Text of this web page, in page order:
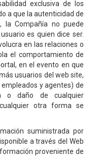
exclusiva de los
a que la autenticidad de
la Compañía no puede
es quien dice ser.
en las relaciones o
el comportamiento de
en el evento en que
usuarios del web site,
y agentes) de
o daño de cualquier
otra forma se
suministrada por
a través del Web
proveniente de